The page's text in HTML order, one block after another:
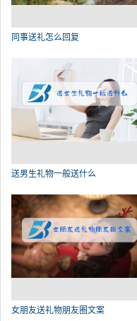
同事送礼怎么回复
送男生礼物一般送什么
女朋友送礼物朋友圈文案